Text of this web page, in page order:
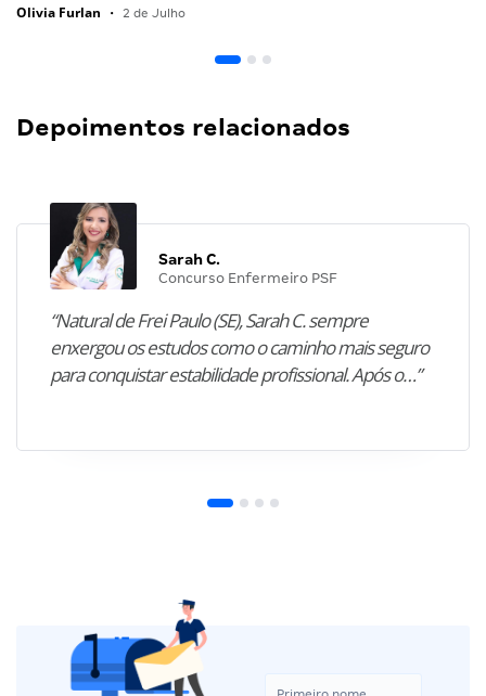
Olivia Furlan • 2 de Julho
Depoimentos relacionados
Sarah C.
Concurso Enfermeiro PSF
“Natural de Frei Paulo (SE), Sarah C. sempre
enxergou os estudos como o caminho mais seguro
para conquistar estabilidade profissional. Após o…”